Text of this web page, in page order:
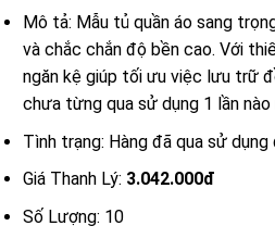
Mô tả: Mẫu tủ quần áo sang
và chắc chắn độ bền cao. Với
ngăn kệ giúp tối ưu việc lưu trữ
chưa từng qua sử dụng 1 lần
Tình trạng: Hàng đã qua sử dụng
Giá Thanh Lý: 3.042.000đ
Số Lượng: 10